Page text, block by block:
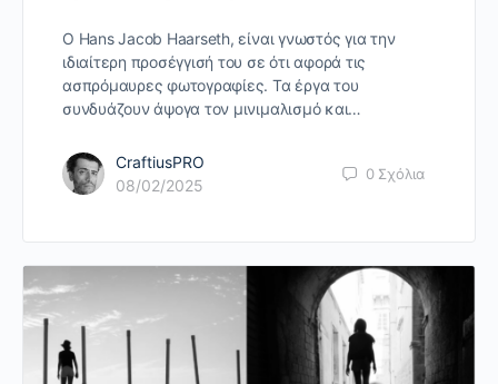
Ο Hans Jacob Haarseth, είναι γνωστός για την
ιδιαίτερη προσέγγισή του σε ότι αφορά τις
ασπρόμαυρες φωτογραφίες. Τα έργα του
συνδυάζουν άψογα τον μινιμαλισμό και…
CraftiusPRO
08/02/2025
0 Σχόλια